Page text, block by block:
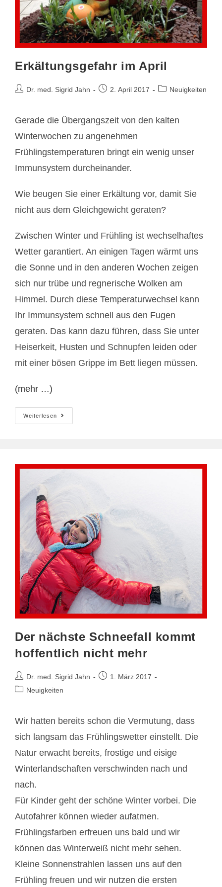
Erkältungsgefahr im April
Beitrags-
Dr. med. Sigrid Jahn
Beitrag2. April 2017
Beitrags-
Neuigkeiten
Gerade die Übergangszeit von den kalten
Winterwochen zu angenehmen
Frühlingstemperaturen bringt ein wenig unser
Immunsystem durcheinander.
Wie beugen Sie einer Erkältung vor, damit Sie
nicht aus dem Gleichgewicht geraten?
Zwischen Winter und Frühling ist wechselhaftes
Wetter garantiert. An einigen Tagen wärmt uns
die Sonne und in den anderen Wochen zeigen
sich nur trübe und regnerische Wolken am
Himmel. Durch diese Temperaturwechsel kann
Ihr Immunsystem schnell aus den Fugen
geraten. Das kann dazu führen, dass Sie unter
Heiserkeit, Husten und Schnupfen leiden oder
mit einer bösen Grippe im Bett liegen müssen.
(mehr …)
Weiterlesen
Erkältungsgefahr
Im
Der nächste Schneefall kommt
hoffentlich nicht mehr
Beitrags-
Autor:
Dr. med. Sigrid Jahn
Beitrag1. März 2017
Beitrags-
Neuigkeiten
Wir hatten bereits schon die Vermutung, dass
sich langsam das Frühlingswetter einstellt. Die
Natur erwacht bereits, frostige und eisige
Winterlandschaften verschwinden nach und
nach.
Für Kinder geht der schöne Winter vorbei. Die
Autofahrer können wieder aufatmen.
Frühlingsfarben erfreuen uns bald und wir
können das Winterweiß nicht mehr sehen.
Kleine Sonnenstrahlen lassen uns auf den
Frühling freuen und wir nutzen die ersten